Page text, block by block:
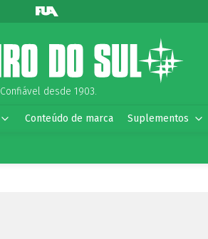
Confiável desde 1903.
Conteúdo de marca Suplementos